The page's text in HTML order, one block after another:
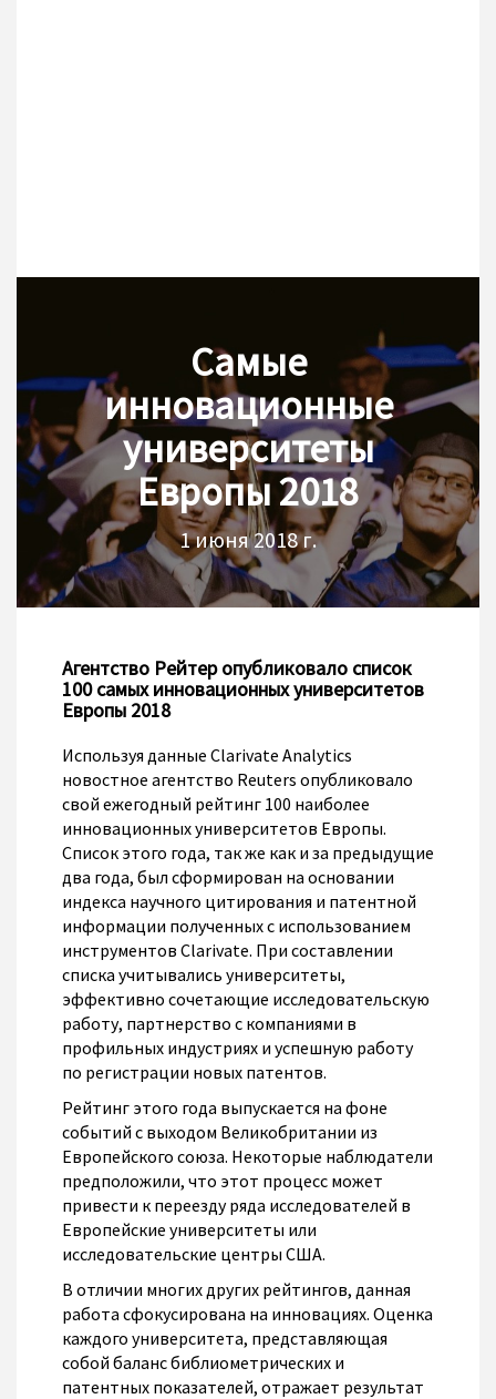
Самые
инновационные
университеты
Европы 2018
1 июня 2018 г.
Агентство Рейтер опубликовало список
100 самых инновационных университетов
Европы 2018
Используя данные Clarivate Analytics
новостное агентство Reuters опубликовало
свой ежегодный рейтинг 100 наиболее
инновационных университетов Европы.
Список этого года, так же как и за предыдущие
два года, был сформирован на основании
индекса научного цитирования и патентной
информации полученных с использованием
инструментов Clarivate. При составлении
списка учитывались университеты,
эффективно сочетающие исследовательскую
работу, партнерство с компаниями в
профильных индустриях и успешную работу
по регистрации новых патентов.
Рейтинг этого года выпускается на фоне
событий с выходом Великобритании из
Европейского союза. Некоторые наблюдатели
предположили, что этот процесс может
привести к переезду ряда исследователей в
Европейские университеты или
исследовательские центры США.
В отличии многих других рейтингов, данная
работа сфокусирована на инновациях. Оценка
каждого университета, представляющая
собой баланс библиометрических и
патентных показателей, отражает результат